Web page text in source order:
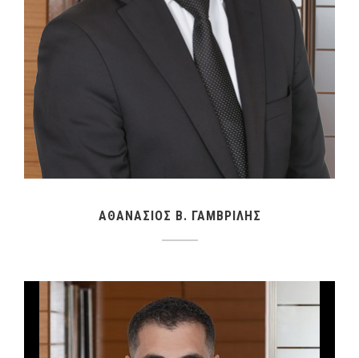
ΑΘΑΝΑΣΙΟΣ Β. ΓΑΜΒΡΙΛΗΣ